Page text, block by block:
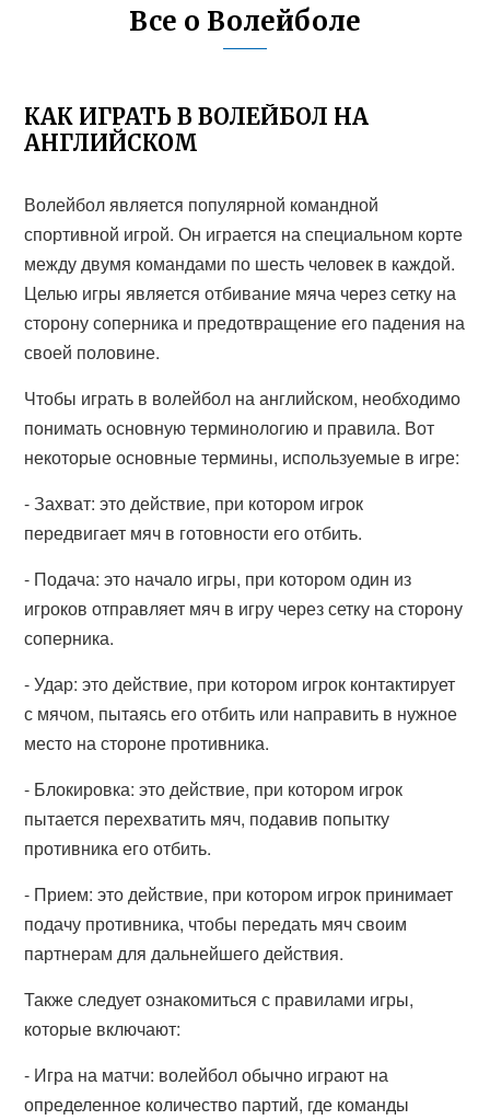
Все о Волейболе
КАК ИГРАТЬ В ВОЛЕЙБОЛ НА
АНГЛИЙСКОМ
Волейбол является популярной командной
спортивной игрой. Он играется на специальном корте
между двумя командами по шесть человек в каждой.
Целью игры является отбивание мяча через сетку на
сторону соперника и предотвращение его падения на
своей половине.
Чтобы играть в волейбол на английском, необходимо
понимать основную терминологию и правила. Вот
некоторые основные термины, используемые в игре:
- Захват: это действие, при котором игрок
передвигает мяч в готовности его отбить.
- Подача: это начало игры, при котором один из
игроков отправляет мяч в игру через сетку на сторону
соперника.
- Удар: это действие, при котором игрок контактирует
с мячом, пытаясь его отбить или направить в нужное
место на стороне противника.
- Блокировка: это действие, при котором игрок
пытается перехватить мяч, подавив попытку
противника его отбить.
- Прием: это действие, при котором игрок принимает
подачу противника, чтобы передать мяч своим
партнерам для дальнейшего действия.
Также следует ознакомиться с правилами игры,
которые включают:
- Игра на матчи: волейбол обычно играют на
определенное количество партий, где команды